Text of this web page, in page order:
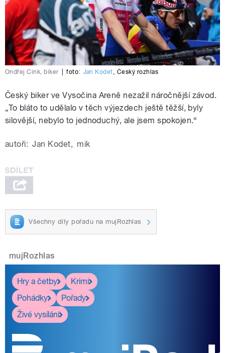
Ondřej Cink, biker foto: Jan Kodet, Český rozhlas
Český biker ve Vysočina Areně nezažil náročnější závod.
„To bláto to udělalo v těch výjezdech ještě těžší, byly
silovější, nebylo to jednoduchý, ale jsem spokojen.“
autoři: Jan Kodet, mik
Všechny díly pořadu na mujRozhlas
mujRozhlas
Hry a četby
Krimi
Pohádky
Pořady
Živé vysílání